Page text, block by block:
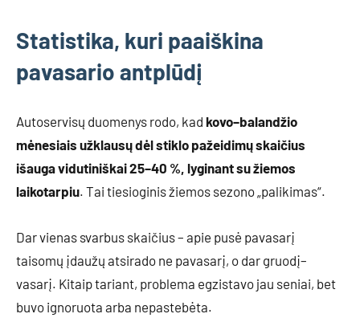
Statistika, kuri paaiškina
pavasario antplūdį
Autoservisų duomenys rodo, kad kovo–balandžio
mėnesiais užklausų dėl stiklo pažeidimų skaičius
išauga vidutiniškai 25–40 %, lyginant su žiemos
laikotarpiu. Tai tiesioginis žiemos sezono „palikimas“.
Dar vienas svarbus skaičius – apie pusė pavasarį
taisomų įdaužų atsirado ne pavasarį, o dar gruodį–
vasarį. Kitaip tariant, problema egzistavo jau seniai, bet
buvo ignoruota arba nepastebėta.